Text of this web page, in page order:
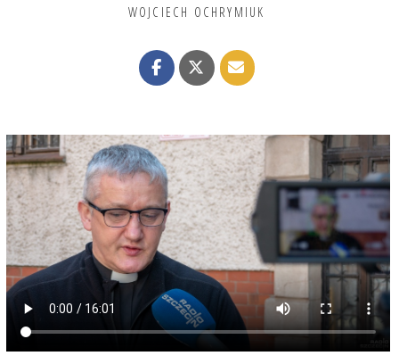
WOJCIECH OCHRYMIUK